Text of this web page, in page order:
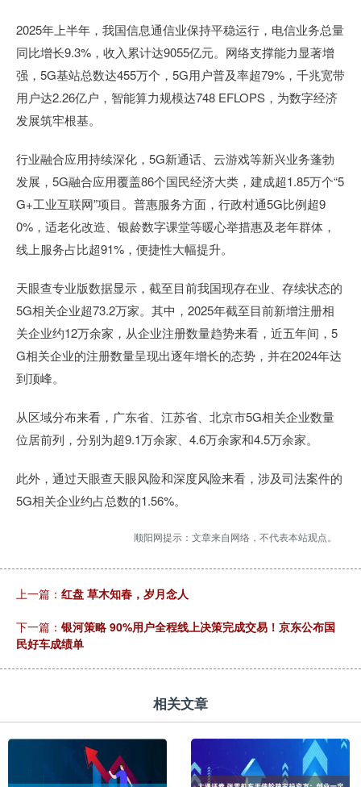
2025年上半年，我国信息通信业保持平稳运行，电信业务总量
同比增长9.3%，收入累计达9055亿元。网络支撑能力显著增
强，5G基站总数达455万个，5G用户普及率超79%，千兆宽带
用户达2.26亿户，智能算力规模达748 EFLOPS，为数字经济
发展筑牢根基。
行业融合应用持续深化，5G新通话、云游戏等新兴业务蓬勃
发展，5G融合应用覆盖86个国民经济大类，建成超1.85万个“5
G+工业互联网”项目。普惠服务方面，行政村通5G比例超9
0%，适老化改造、银龄数字课堂等暖心举措惠及老年群体，
线上服务占比超91%，便捷性大幅提升。
天眼查专业版数据显示，截至目前我国现存在业、存续状态的
5G相关企业超73.2万家。其中，2025年截至目前新增注册相
关企业约12万余家，从企业注册数量趋势来看，近五年间，5
G相关企业的注册数量呈现出逐年增长的态势，并在2024年达
到顶峰。
从区域分布来看，广东省、江苏省、北京市5G相关企业数量
位居前列，分别为超9.1万余家、4.6万余家和4.5万余家。
此外，通过天眼查天眼风险和深度风险来看，涉及司法案件的
5G相关企业约占总数的1.56%。
顺阳网提示：文章来自网络，不代表本站观点。
上一篇： 红盘 草木知春，岁月念人
下一篇： 银河策略 90%用户全程线上决策完成交易！京东公布国
民好车成绩单
相关文章